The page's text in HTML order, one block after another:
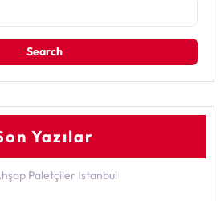
Yazılar
Paletçiler İstanbul